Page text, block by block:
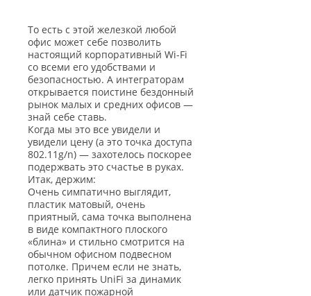
То есть с этой железкой любой
офис может себе позволить
настоящий корпоративный Wi-Fi
со всеми его удобствами и
безопасностью. А интеграторам
открывается поистине бездонный
рынок малых и средних офисов —
знай себе ставь.
Когда мы это все увидели и
увидели цену (а это точка доступа
802.11g/n) — захотелось поскорее
подержвать это счастье в руках.
Итак, держим:
Очень симпатично выглядит,
пластик матовый, очень
приятный, сама точка выполнена
в виде компактного плоского
«блина» и стильно смотрится на
обычном офисном подвесном
потолке. Причем если не знать,
легко принять UniFi за динамик
или датчик пожарной